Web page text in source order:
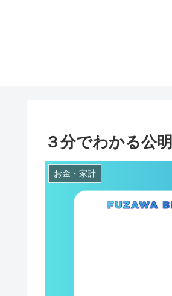
３分でわかる公
お金・家計